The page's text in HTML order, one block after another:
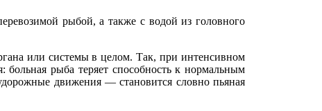
рыбой, а также с водой из головного
или системы в целом. Так, при интенсивном
рыба теряет способность к нормальным
движения — становится словно пьяная